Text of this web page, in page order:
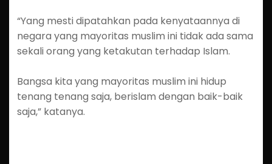
“Yang mesti dipatahkan pada kenyataannya di
negara yang mayoritas muslim ini tidak ada sama
sekali orang yang ketakutan terhadap Islam.
Bangsa kita yang mayoritas muslim ini hidup
tenang tenang saja, berislam dengan baik-baik
saja,” katanya.